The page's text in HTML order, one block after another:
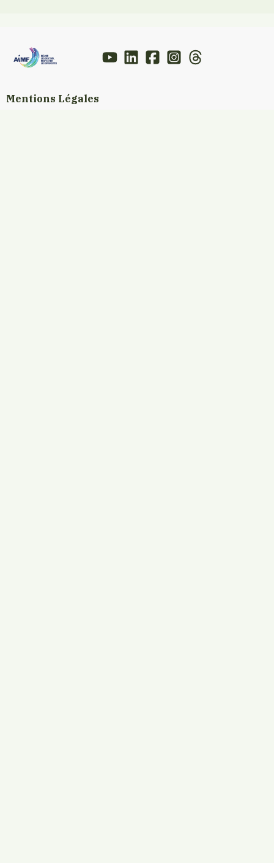
Mentions Légales